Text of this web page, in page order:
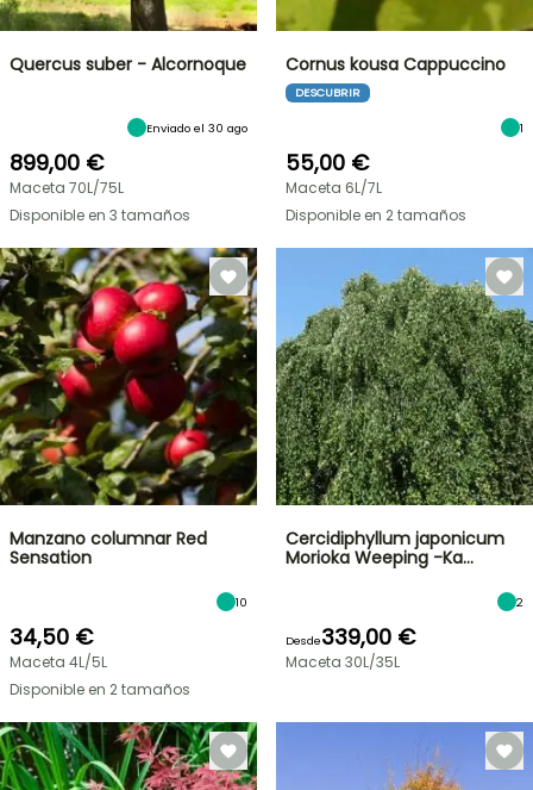
Quercus suber - Alcornoque
Enviado el 30 ago
899,00 €
Maceta 70L/75L
Disponible en 3 tamaños
Cornus kousa Cappuccino
DESCUBRIR
1
55,00 €
Maceta 6L/7L
Disponible en 2 tamaños
Manzano columnar Red
Sensation
10
34,50 €
Maceta 4L/5L
Disponible en 2 tamaños
Cercidiphyllum japonicum
Morioka Weeping -Ka…
2
Desde339,00 €
Maceta 30L/35L